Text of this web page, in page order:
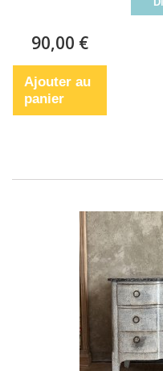
90,00 €
Ajouter au
panier